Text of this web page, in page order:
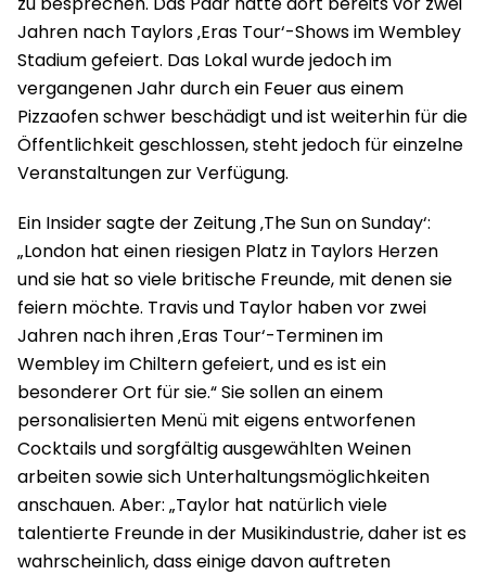
Jahren nach Taylors ‚Eras Tour‘-Shows im Wembley
Stadium gefeiert. Das Lokal wurde jedoch im
vergangenen Jahr durch ein Feuer aus einem
Pizzaofen schwer beschädigt und ist weiterhin für die
Öffentlichkeit geschlossen, steht jedoch für einzelne
Veranstaltungen zur Verfügung.
Ein Insider sagte der Zeitung ‚The Sun on Sunday‘:
„London hat einen riesigen Platz in Taylors Herzen
und sie hat so viele britische Freunde, mit denen sie
feiern möchte. Travis und Taylor haben vor zwei
Jahren nach ihren ‚Eras Tour‘-Terminen im
Wembley im Chiltern gefeiert, und es ist ein
besonderer Ort für sie.“ Sie sollen an einem
personalisierten Menü mit eigens entworfenen
Cocktails und sorgfältig ausgewählten Weinen
arbeiten sowie sich Unterhaltungsmöglichkeiten
anschauen. Aber: „Taylor hat natürlich viele
talentierte Freunde in der Musikindustrie, daher ist es
wahrscheinlich, dass einige davon auftreten